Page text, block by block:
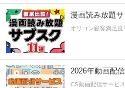
漫画読み放題サ
オリコン顧客満足度
2026年動画配
CS動画配信サービ